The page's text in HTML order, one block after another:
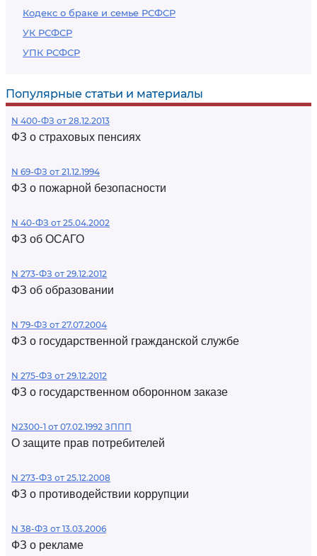
Кодекс о браке и семье РСФСР
УК РСФСР
УПК РСФСР
Популярные статьи и материалы
N 400-ФЗ от 28.12.2013
ФЗ о страховых пенсиях
N 69-ФЗ от 21.12.1994
ФЗ о пожарной безопасности
N 40-ФЗ от 25.04.2002
ФЗ об ОСАГО
N 273-ФЗ от 29.12.2012
ФЗ об образовании
N 79-ФЗ от 27.07.2004
ФЗ о государственной гражданской службе
N 275-ФЗ от 29.12.2012
ФЗ о государственном оборонном заказе
N2300-1 от 07.02.1992 ЗППП
О защите прав потребителей
N 273-ФЗ от 25.12.2008
ФЗ о противодействии коррупции
N 38-ФЗ от 13.03.2006
ФЗ о рекламе